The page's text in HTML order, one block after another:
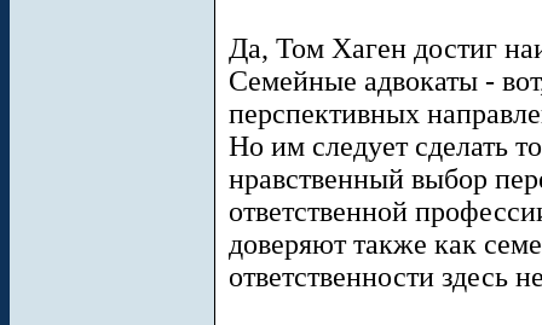
Да, Том Хаген достиг
Семейные адвокаты -
перспективных
Но им следует сделать
нравственный выбор
ответственной
доверяют также как
ответственности здесь